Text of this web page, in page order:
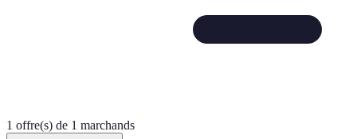
1 offre(s) de 1 marchands